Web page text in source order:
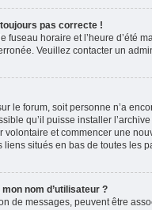
toujours pas correcte !
horaire et l’heure d’été
Veuillez contacter un
le forum, soit personne n’a
qu’il puisse installer
volontaire et commencer une
situés en bas de toutes les
nom d’utilisateur ?
de messages, peuvent être